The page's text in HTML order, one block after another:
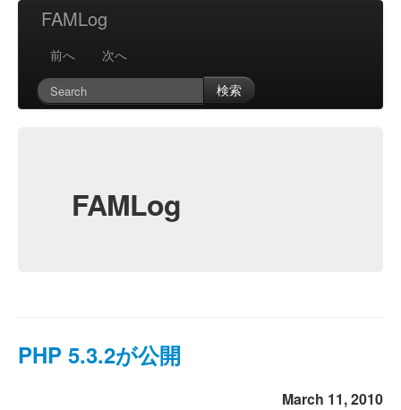
FAMLog
前へ
次へ
検索
FAMLog
PHP 5.3.2が公開
March 11, 2010